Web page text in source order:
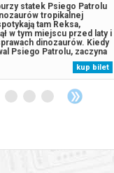
statek Psiego Patrolu
tropikalnej
tam Reksa,
w tym miejscu przed laty i
dinozaurów. Kiedy
Psiego Patrolu, zaczyna
zasoby naturalne
wybuchu ogromnego,
Psi Patrol...
kup bilet